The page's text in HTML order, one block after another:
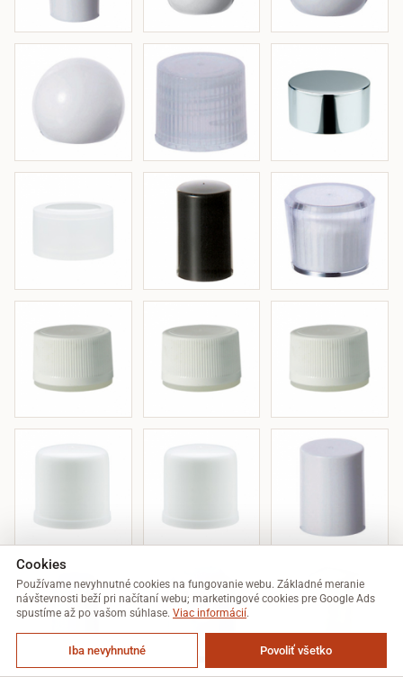
Cookies
Používame nevyhnutné cookies na fungovanie webu. Základné meranie
návštevnosti beží pri načítaní webu; marketingové cookies pre Google Ads
spustíme až po vašom súhlase. Viac informácií.
Iba nevyhnutné Povoliť všetko